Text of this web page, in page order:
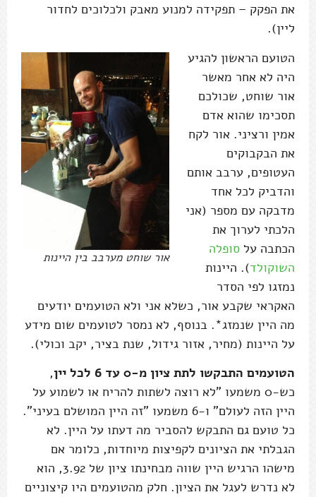
את הפקק – תפקידה למנוע מאבק ולכלוכים לחדור
ליין).
אור שוחט מערבב בין היינות
הטועם הראשון להגיע
היה לא אחר מאשר
אור שוחט, שכולכם
תסכימו שהוא אדם
אמין ורציני. אור לקח
את הבקבוקים
העטופים, ערבב אותם
והדביק לכל אחד
מדבקה עם מספר (אני
הלכתי לערוך את
הכתבה על סופלה
השוקולד). היינות
נמזגו לפי הסדר
האקראי שקבע אור, כשלא אני ולא הטועמים יודעים
מה היין שנמזג*. בנוסף, לא נמסר לטועמים שום מידע
על היינות (מחיר, אזור גידול, שנת בציר, יקב וכולי).
הטועמים התבקשו לתת ציון מ-0 עד 6 לכל יין
,
כש-0 משמעו "לא רוצה לשתות להריח או לשמוע על
היין הזה לעולם" ו-6 משמעו "זה היין המושלם בעיני".
כל טועם גם התבקש להסביר מה דעתו על היין. לא
הגבלתי את הציונים לקפיצות מיוחדות, כלומר אם
מישהו הרגיש היין שווה מבחינתו ציון של 3.92, הוא
לא נדרש לעגל את הציון. חלק מהטועמים היו קיצוניים